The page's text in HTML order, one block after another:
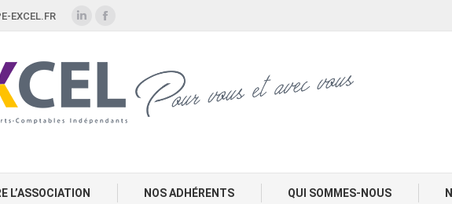
EXCEL.FR
L’ASSOCIATION NOS ADHÉRENTS QUI SOMMES-NOUS